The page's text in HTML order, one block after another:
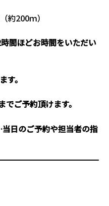
約200ｍ）
間ほどお時間をいただい
す。
ご予約頂けます。
日のご予約や担当者の指